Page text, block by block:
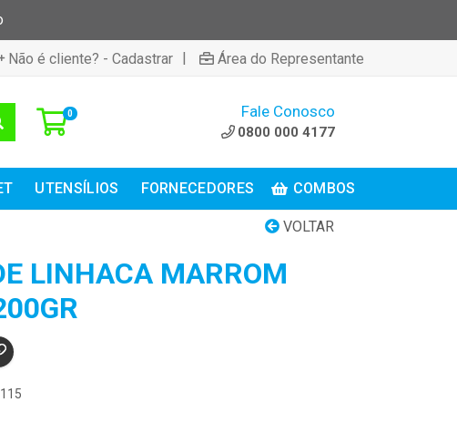
Não é cliente? - Cadastrar | Área do Representante
0 Fale Conosco
0800 000 4177
UTENSÍLIOS FORNECEDORES COMBOS
VOLTAR
LINHACA MARROM